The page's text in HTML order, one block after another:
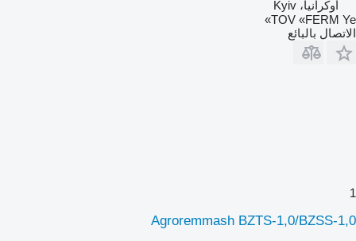
أوكرانيا، Kyiv
TOV «FERM Ye»
الاتصال بالبائع
1
Agroremmash BZTS-1,0/BZSS-1,0